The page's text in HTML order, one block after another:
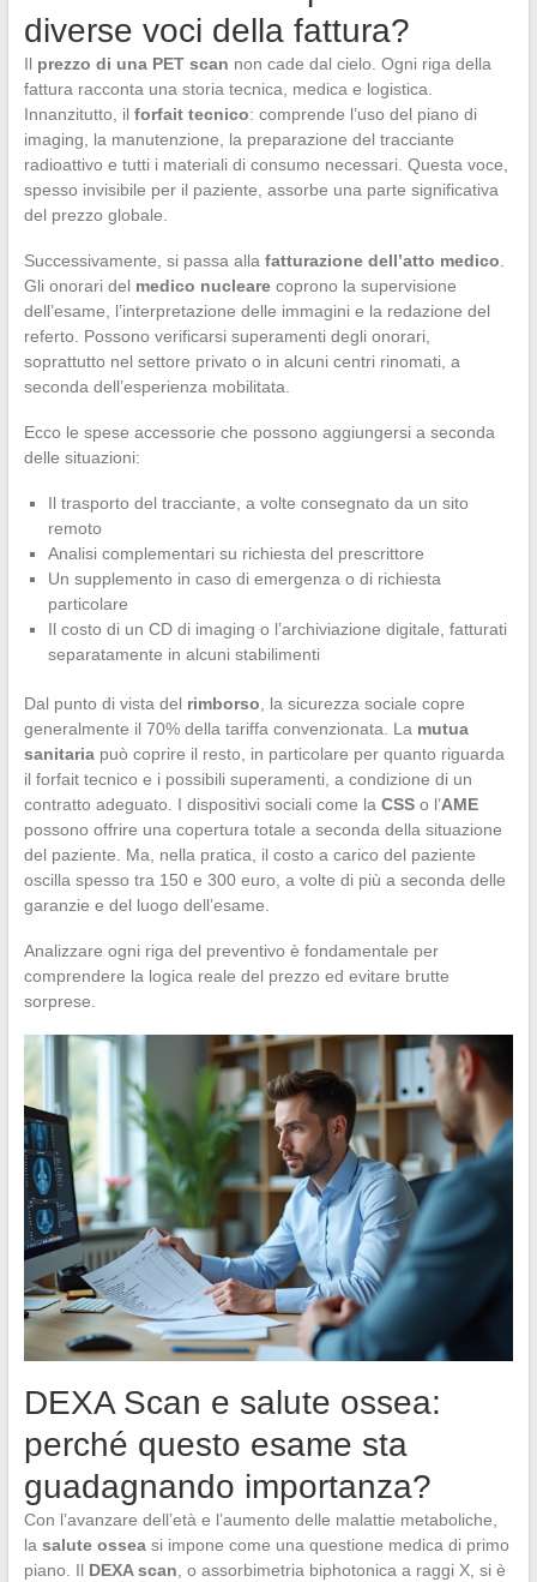
diverse voci della fattura?
Il prezzo di una PET scan non cade dal cielo. Ogni riga della
fattura racconta una storia tecnica, medica e logistica.
Innanzitutto, il forfait tecnico: comprende l’uso del piano di
imaging, la manutenzione, la preparazione del tracciante
radioattivo e tutti i materiali di consumo necessari. Questa voce,
spesso invisibile per il paziente, assorbe una parte significativa
del prezzo globale.
Successivamente, si passa alla fatturazione dell’atto medico
Gli onorari del medico nuclearecoprono la supervisione
dell’esame, l’interpretazione delle immagini e la redazione del
referto. Possono verificarsi superamenti degli onorari,
soprattutto nel settore privato o in alcuni centri rinomati, a
seconda dell’esperienza mobilitata.
Ecco le spese accessorie che possono aggiungersi a seconda
delle situazioni:
Il trasporto del tracciante, a volte consegnato da un sito
remoto
Analisi complementari su richiesta del prescrittore
Un supplemento in caso di emergenza o di richiesta
particolare
Il costo di un CD di imaging o l’archiviazione digitale, fatturati
separatamente in alcuni stabilimenti
Dal punto di vista del rimborso , la sicurezza sociale copre
generalmente il 70% della tariffa convenzionata. La mutua
sanitariapuò coprire il resto, in particolare per quanto riguarda
il forfait tecnico e i possibili superamenti, a condizione di un
contratto adeguato. I dispositivi sociali come la CSSo l’AME
possono offrire una copertura totale a seconda della situazione
del paziente. Ma, nella pratica, il costo a carico del paziente
oscilla spesso tra 150 e 300 euro, a volte di più a seconda delle
garanzie e del luogo dell’esame.
Analizzare ogni riga del preventivo è fondamentale per
comprendere la logica reale del prezzo ed evitare brutte
sorprese.
DEXA Scan e salute ossea:
perché questo esame sta
guadagnando importanza?
Con l’avanzare dell’età e l’aumento delle malattie metaboliche,
la salute osseasi impone come una questione medica di primo
piano. Il DEXA scan , o assorbimetria biphotonica a raggi X, si è